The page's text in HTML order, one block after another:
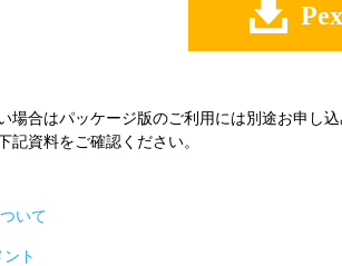
場合はパッケージ版のご利用には別途お申し
記資料をご確認ください。
いて
ント